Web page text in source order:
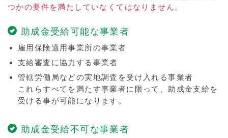
つかの要件を満たしていなくてはなりません。
助成金受給可能な事業者
雇用保険適用事業所の事業者
支給審査に協力する事業者
管轄労働局などの実地調査を受け入れる事業者
これらすべてを満たす事業者に限って、助成金支給を
受ける事が可能になります。
助成金受給不可な事業者